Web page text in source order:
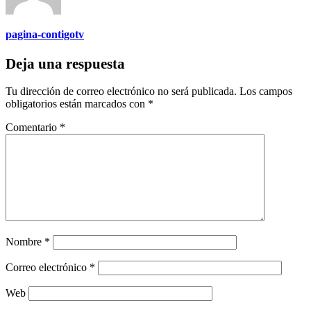
pagina-contigotv
Deja una respuesta
Tu dirección de correo electrónico no será publicada. Los campos
obligatorios están marcados con *
Comentario *
Nombre *
Correo electrónico *
Web